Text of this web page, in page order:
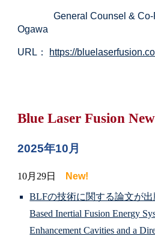
General Counsel & Co-
Ogawa
URL： https://
Blue Laser Fusion
2025年10月
10月29日
New!
BLFの技術に関する論文が
Based Inertial Fusion Energy
Enhancement Cavities and a